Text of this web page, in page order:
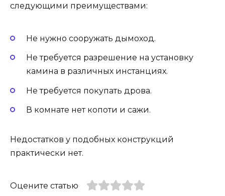
следующими преимуществами:
Не нужно сооружать дымоход.
Не требуется разрешение на установку
камина в различных инстанциях.
Не требуется покупать дрова.
В комнате нет копоти и сажи.
Недостатков у подобных конструкций
практически нет.
Оцените статью